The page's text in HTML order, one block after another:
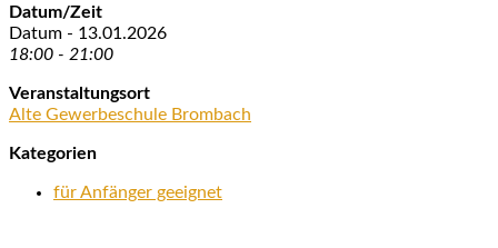
Datum/Zeit
Datum - 13.01.2026
18:00 - 21:00
Veranstaltungsort
Alte Gewerbeschule Brombach
Kategorien
für Anfänger geeignet